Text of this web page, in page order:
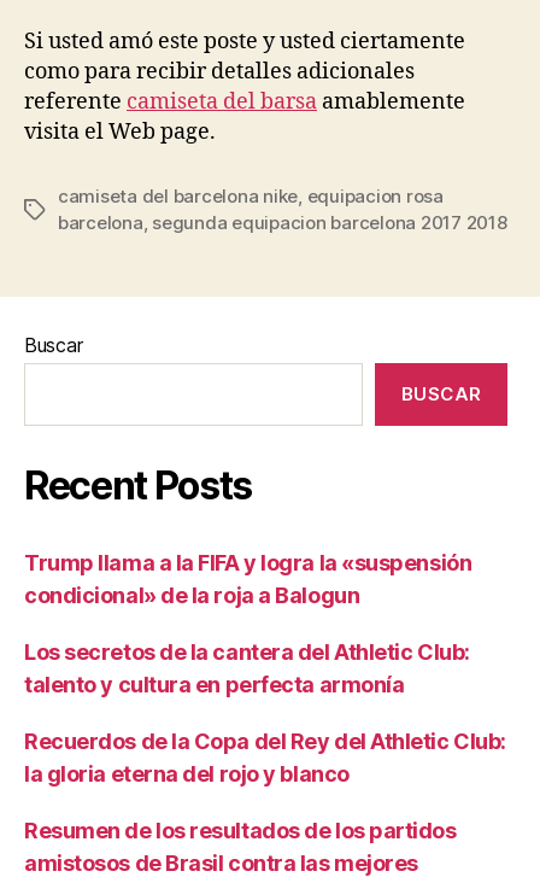
Si usted amó este poste y usted ciertamente
como para recibir detalles adicionales
referente camiseta del barsa amablemente
visita el Web page.
Etiquetas
camiseta del barcelona nike, equipacion rosa
barcelona, segunda equipacion barcelona 2017 2018
Buscar
BUSCAR
Recent Posts
Trump llama a la FIFA y logra la «suspensión
condicional» de la roja a Balogun
Los secretos de la cantera del Athletic Club:
talento y cultura en perfecta armonía
Recuerdos de la Copa del Rey del Athletic Club:
la gloria eterna del rojo y blanco
Resumen de los resultados de los partidos
amistosos de Brasil contra las mejores